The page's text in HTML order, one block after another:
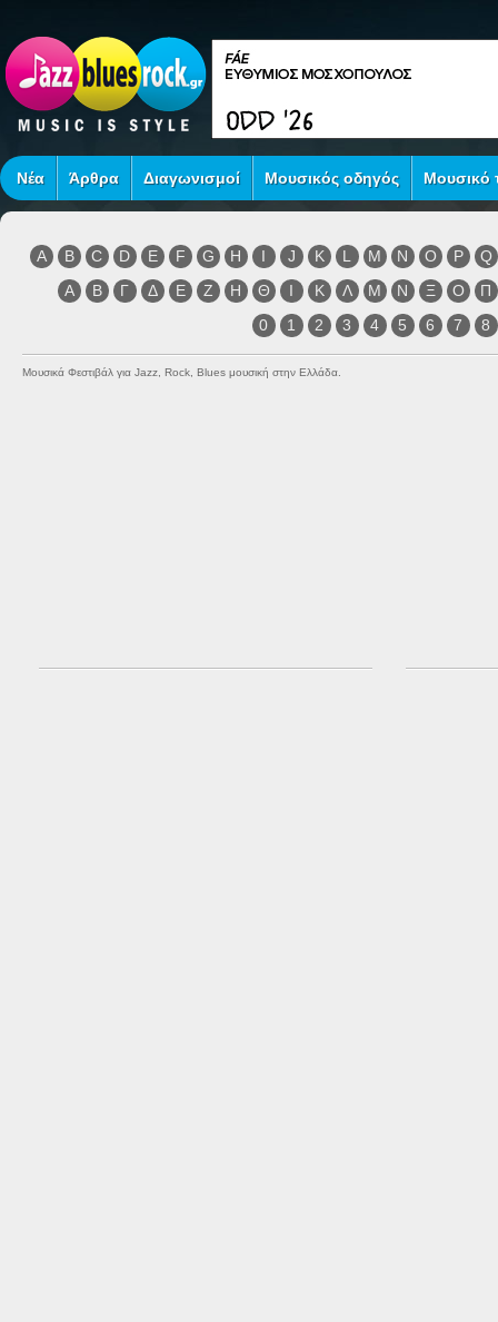
Νέα Άρθρα Διαγωνισμοί Μουσικός οδηγός Μουσικό
A B C D E F G H I J K L M N O P
Q
Α
Β Γ Δ Ε Ζ Η Θ Ι Κ Λ Μ Ν Ξ Ο
Π
0
1 2 3 4 5 6 7 8
Μουσικά Φεστιβάλ για Jazz, Rock, Blues μουσική στην Ελλάδα.